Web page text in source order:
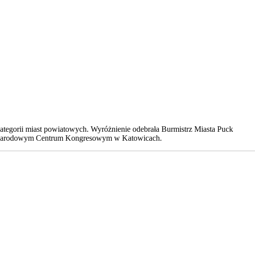
miast powiatowych. Wyróżnienie odebrała Burmistrz Miasta Puck
Centrum Kongresowym w Katowicach.